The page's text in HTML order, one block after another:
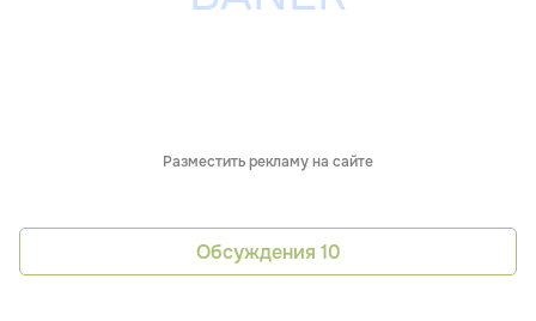
Разместить рекламу на сайте
Обсуждения 10